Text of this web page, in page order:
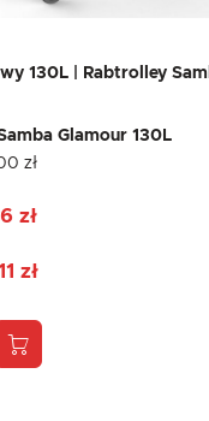
130L | Rabtrolley
Glamour 130L
zł
zł
zł